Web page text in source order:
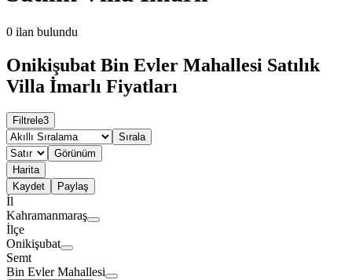
0 ilan bulundu
Onikişubat Bin Evler Mahallesi Satılık
Villa İmarlı Fiyatları
Filtrele3
Sırala
Görünüm
Harita
Kaydet
Paylaş
İl
Kahramanmaraş
İlçe
Onikişubat
Semt
Bin Evler Mahallesi